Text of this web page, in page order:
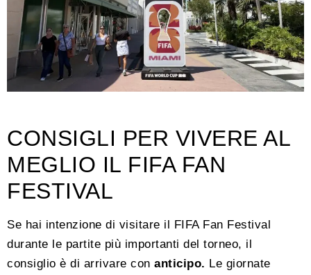
CONSIGLI PER VIVERE AL
MEGLIO IL FIFA FAN
FESTIVAL
Se hai intenzione di visitare il FIFA Fan Festival
durante le partite più importanti del torneo, il
consiglio è di arrivare con anticipo. Le giornate